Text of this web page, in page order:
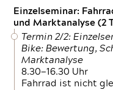
Einzelseminar:
und Marktanalyse (2
Termin 2/2:
Bike: Bewertung,
Marktanalyse
8.30—16.30 Uhr
Fahrrad ist nicht